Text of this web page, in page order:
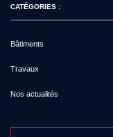
CATÉGORIES :
Bâtiments
Travaux
Nos actualités